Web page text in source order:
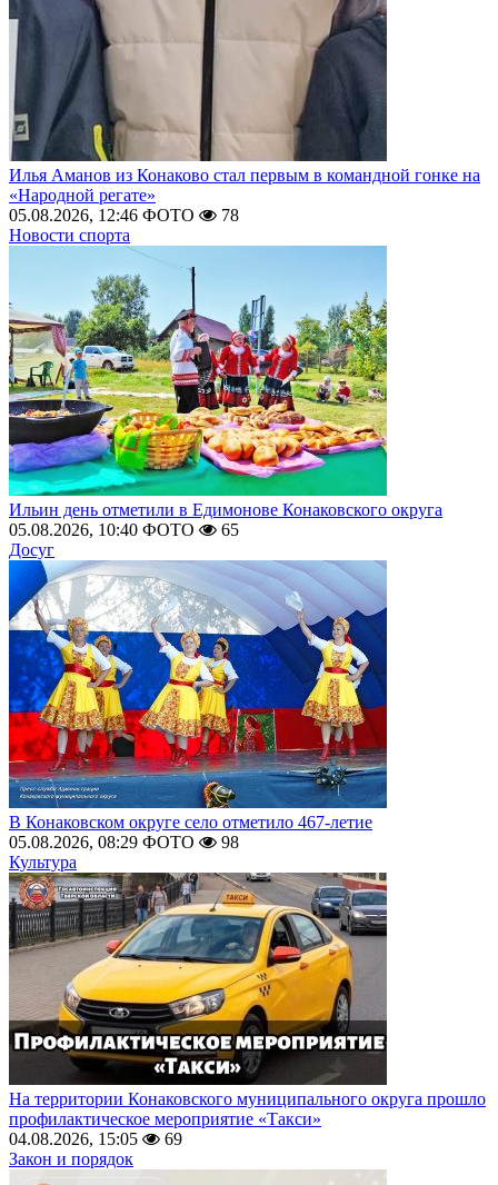
Илья Аманов из Конаково стал первым в командной гонке на
«Народной регате»
05.08.2026, 12:46 ФОТО
78
Новости спорта
Ильин день отметили в Едимонове Конаковского округа
05.08.2026, 10:40 ФОТО
65
Досуг
В Конаковском округе село отметило 467-летие
05.08.2026, 08:29 ФОТО
98
Культура
На территории Конаковского муниципального округа прошло
профилактическое мероприятие «Такси»
04.08.2026, 15:05
69
Закон и порядок